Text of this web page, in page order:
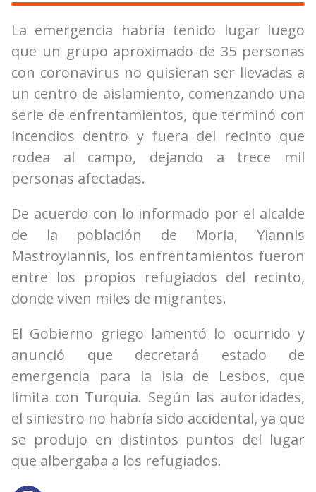
La emergencia habría tenido lugar luego
que un grupo aproximado de 35 personas
con coronavirus no quisieran ser llevadas a
un centro de aislamiento, comenzando una
serie de enfrentamientos, que terminó con
incendios dentro y fuera del recinto que
rodea al campo, dejando a trece mil
personas afectadas.
De acuerdo con lo informado por el alcalde
de la población de Moria, Yiannis
Mastroyiannis, los enfrentamientos fueron
entre los propios refugiados del recinto,
donde viven miles de migrantes.
El Gobierno griego lamentó lo ocurrido y
anunció que decretará estado de
emergencia para la isla de Lesbos, que
limita con Turquía. Según las autoridades,
el siniestro no habría sido accidental, ya que
se produjo en distintos puntos del lugar
que albergaba a los refugiados.